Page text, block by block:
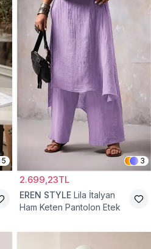
5 3
2.699,23TL
EREN STYLE Lila İtalyan
Ham Keten Pantolon Etek